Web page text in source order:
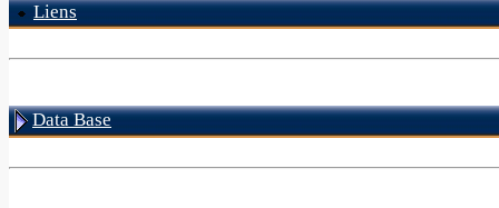
Liens
Data Base